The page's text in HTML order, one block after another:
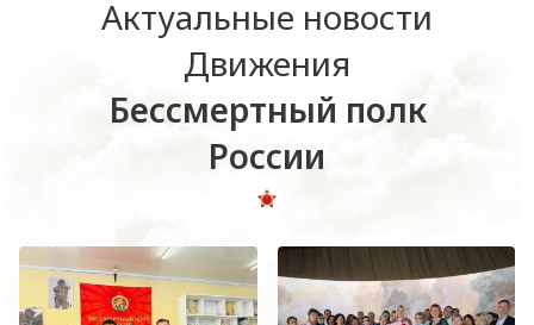
Актуальные новости
Движения
Бессмертный полк
России